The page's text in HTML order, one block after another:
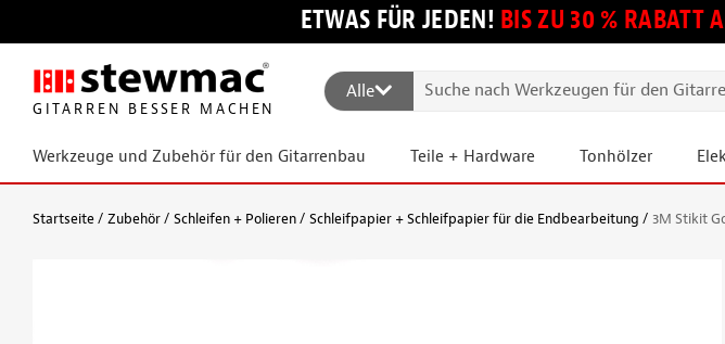
ETWAS FÜR JEDEN! BIS ZU 30 % RABATT
GITARREN BESSER MACHEN
Alle
Werkzeuge und Zubehör für den Gitarrenbau Teile + Hardware Tonhölzer
Startseite Zubehör Schleifen + Polieren Schleifpapier + Schleifpapier für die Endbearbeitung 3M Stikit